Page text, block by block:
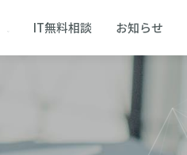
IT無料相談 お知らせ